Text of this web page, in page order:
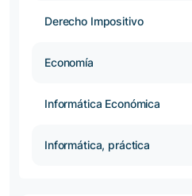
Derecho Impositivo
Economía
Informática Económica
Informática, práctica